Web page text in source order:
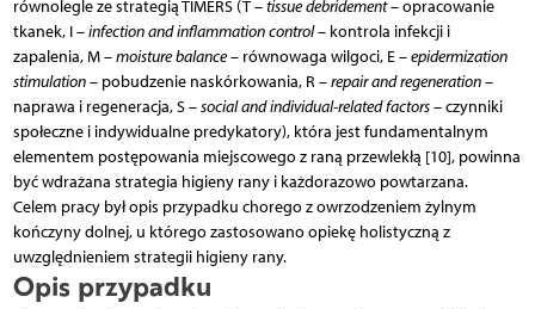
równolegle ze strategią TIMERS (T –tissue debridement– opracowanie
tkanek, I –infection and inflammation control– kontrola infekcji i
zapalenia, M –moisture balance– równowaga wilgoci, E –epidermization
stimulation– pobudzenie naskórkowania, R –repair and regeneration–
naprawa i regeneracja, S –social and individual-related factors– czynniki
społeczne i indywidualne predykatory), która jest fundamentalnym
elementem postępowania miejscowego z raną przewlekłą [10], powinna
być wdrażana strategia higieny rany i każdorazowo powtarzana.
Celem pracy był opis przypadku chorego z owrzodzeniem żylnym
kończyny dolnej, u którego zastosowano opiekę holistyczną z
uwzględnieniem strategii higieny rany.
Opis przypadku